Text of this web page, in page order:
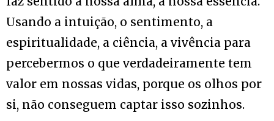
Usando a intuição, o sentimento, a
espiritualidade, a ciência, a vivência para
percebermos o que verdadeiramente tem
valor em nossas vidas, porque os olhos por
si, não conseguem captar isso sozinhos.